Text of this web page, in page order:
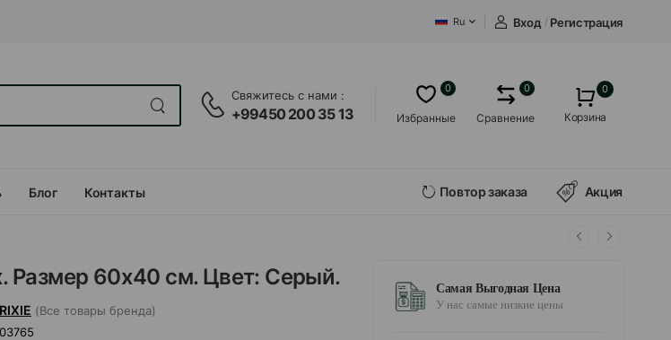
Ru Вход / Регистрация
Свяжитесь с нами :
+99450 200 35 13 Избранные
0
Сравнение
0 0
Корзина
Блог Контакты Повтор заказа Акция
Размер 60х40 см. Цвет: Серый.
(Все товары бренда)
Самая Выгодная Цена
У нас самые низкие цены